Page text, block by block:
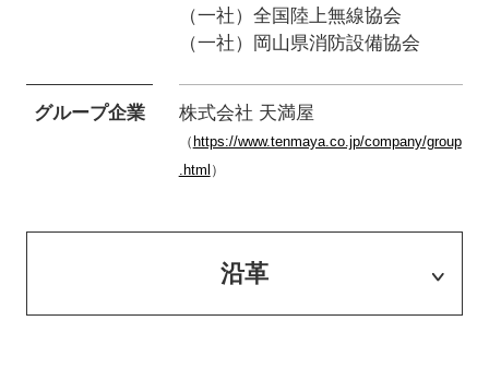
（一社）全国陸上無線協会
（一社）岡山県消防設備協会
グループ企業 株式会社 天満屋
（ https://www.tenmaya.co.jp/company/group
.html ）
沿革